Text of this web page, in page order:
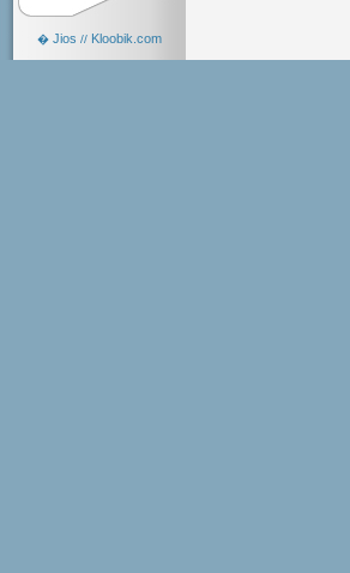
� Jios // Kloobik.com